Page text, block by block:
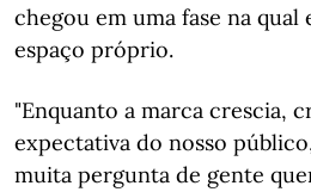
chegou em uma fase na
espaço próprio.
"Enquanto a marca crescia,
expectativa do nosso
muita pergunta de gente